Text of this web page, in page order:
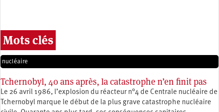
Mots clés
nucléaire
Tchernobyl, 40 ans après, la catastrophe n’en finit pas
Le 26 avril 1986, l’explosion du réacteur n°4 de Centrale nucléaire de
Tchernobyl marque le début de la plus grave catastrophe nucléaire